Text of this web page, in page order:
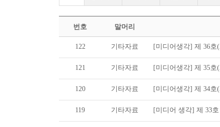
번호 말머리
122 기타자료 [미디어생각] 제 36호
121 기타자료 [미디어생각] 제 35호
120 기타자료 [미디어생각] 제 34호
119 기타자료 [미디어 생각] 제 33호